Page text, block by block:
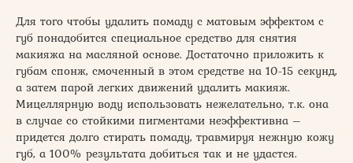
Для того чтобы удалить помаду с матовым эффектом с
губ понадобится специальное средство для снятия
макияжа на масляной основе. Достаточно приложить к
губам спонж, смоченный в этом средстве на 10-15 секунд,
а затем парой легких движений удалить макияж.
Мицеллярную воду использовать нежелательно, т.к. она
в случае со стойкими пигментами неэффективна –
придется долго стирать помаду, травмируя нежную кожу
губ, а 100% результата добиться так и не удастся.